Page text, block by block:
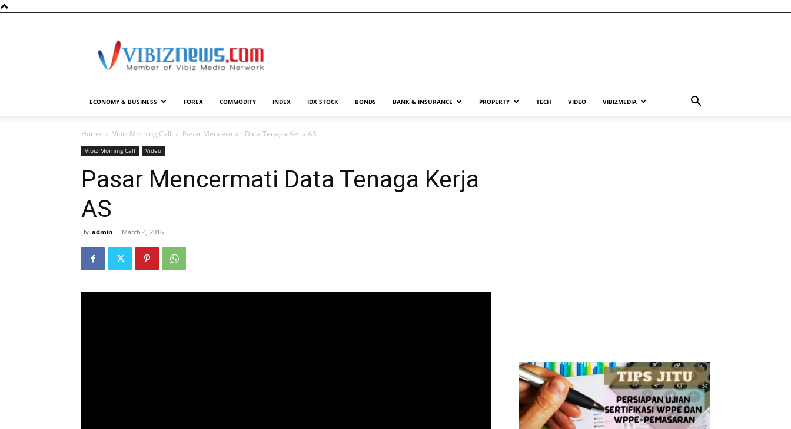
ECONOMY & BUSINESS FOREX COMMODITY INDEX IDX STOCK BONDS BANK & INSURANCE PROPERTY TECH VIDEO VIBIZMEDIA
Home Vibiz Morning Call Pasar Mencermati Data Tenaga Kerja AS
Vibiz Morning Call Video
Pasar Mencermati Data Tenaga Kerja
AS
By admin - March 4, 2016